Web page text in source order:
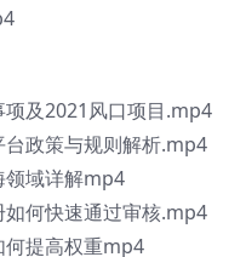
及2021风口项目.mp4
政策与规则解析.mp4
领域详解mp4
何快速通过审核.mp4
何提高权重mp4